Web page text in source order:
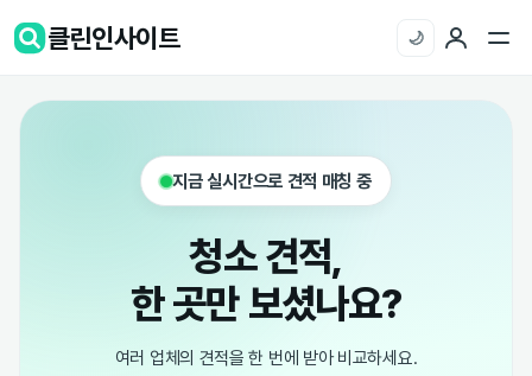
클린인사이트 🌙
지금 실시간으로 견적 매칭 중
청소 견적,
한 곳만 보셨나요?
여러 업체의 견적을 한 번에 받아 비교하세요.